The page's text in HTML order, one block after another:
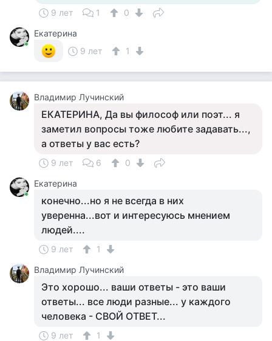
9 лет 1
0
Екатерина
9 лет
1
Владимир Лучинский
ЕКАТЕРИНА, Да вы философ или поэт... я
заметил вопросы тоже любите задавать...,
а ответы у вас есть?
9 лет 6
0
Екатерина
конечно...но я не всегда в них
уверенна...вот и интересуюсь мнением
людей....
9 лет
1
Владимир Лучинский
Это хорошо... ваши ответы - это ваши
ответы... все люди разные... у каждого
человека - СВОЙ ОТВЕТ...
9 лет
1